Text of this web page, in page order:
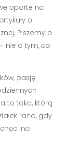
oparte na
o
Piszemy o
– nie o tym, co
pasję
to taka, którą
rano, gdy
na